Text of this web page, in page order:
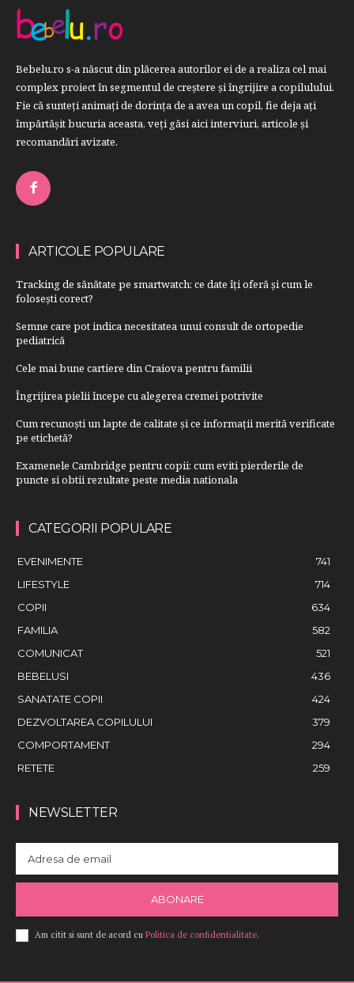
Bebelu.ro s-a născut din plăcerea autorilor ei de a realiza cel mai
complex proiect în segmentul de creştere şi îngrijire a copilulului.
Fie că sunteţi animaţi de dorinţa de a avea un copil, fie deja aţi
împărtăşit bucuria aceasta, veți găsi aici interviuri, articole şi
recomandări avizate.
ARTICOLE POPULARE
Tracking de sănătate pe smartwatch: ce date îți oferă și cum le
folosești corect?
Semne care pot indica necesitatea unui consult de ortopedie
pediatrică
Cele mai bune cartiere din Craiova pentru familii
Îngrijirea pielii începe cu alegerea cremei potrivite
Cum recunoști un lapte de calitate și ce informații merită verificate
pe etichetă?
Examenele Cambridge pentru copii: cum eviti pierderile de
puncte si obtii rezultate peste media nationala
CATEGORII POPULARE
EVENIMENTE
741
LIFESTYLE
714
COPII
634
FAMILIA
582
COMUNICAT
521
BEBELUSI
436
SANATATE COPII
424
DEZVOLTAREA COPILULUI
379
COMPORTAMENT
294
RETETE
259
NEWSLETTER
ABONARE
Am citit si sunt de acord cu Politica de confidentialitate.